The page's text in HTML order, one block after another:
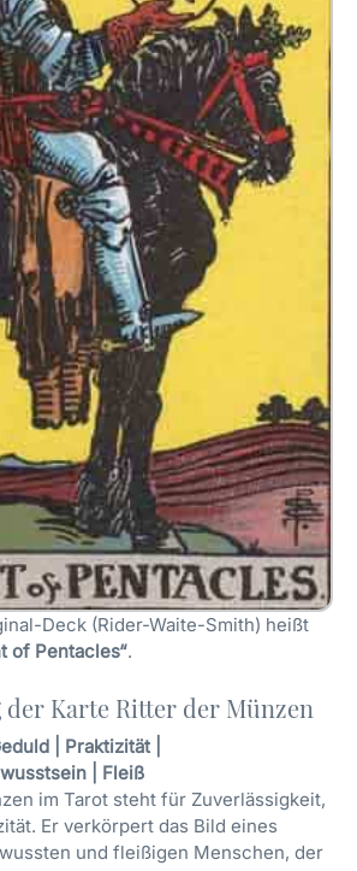
Deck (Rider-Waite-Smith) heißt
of Pentacles“.
der Karte Ritter der Münzen
| Praktizität |
| Fleiß
im Tarot steht für Zuverlässigkeit,
Er verkörpert das Bild eines
und fleißigen Menschen, der